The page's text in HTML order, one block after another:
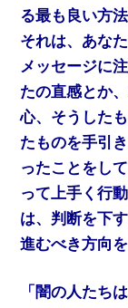
る最も良い方
それは、あな
メッセージに
たの直感とか
心、そうした
たものを手引
ったことをし
って上手く行
は、判断を下
進むべき方向
「闇の人たち